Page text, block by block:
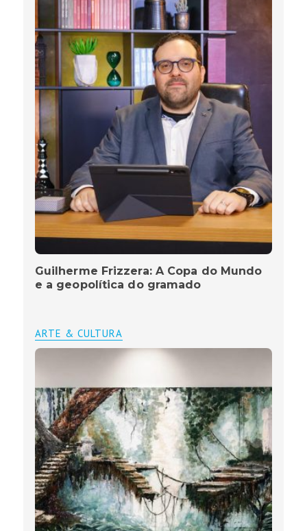
Guilherme Frizzera: A Copa do Mundo
e a geopolítica do gramado
ARTE & CULTURA